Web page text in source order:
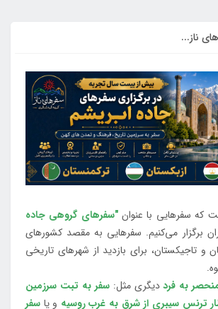
ناز...
"سفرهای گروهی جاده
برگزار می‌کنیم. سفرهایی به مقصد کشورهای
و تاجیکستان، برای بازدید از شهرهای تاریخی
به فرددیگری مثل:سفر به تبت سرزمین
ترنس سیبری از شرق به غرب روسیه و یا سفر